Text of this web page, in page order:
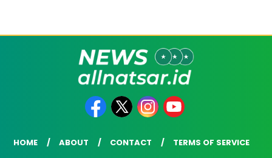
HOME ABOUT CONTACT TERMS OF SERVICE